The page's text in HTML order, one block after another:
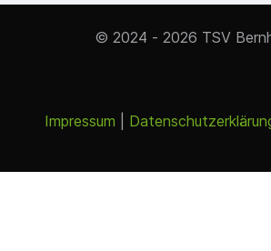
© 2024 - 2026 TSV
Impressum